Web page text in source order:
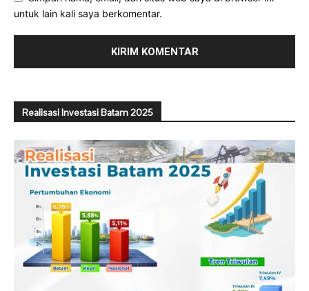
untuk lain kali saya berkomentar.
Realisasi Investasi Batam 2025